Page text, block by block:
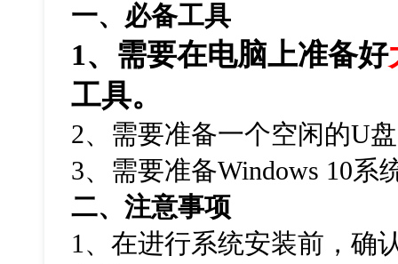
一、必备工具
1、需要在电脑上准备好
工具。
2、需要准备一个空闲的U
3、需要准备Windows 10系
二、注意事项
1 、在进行系统安装前，确